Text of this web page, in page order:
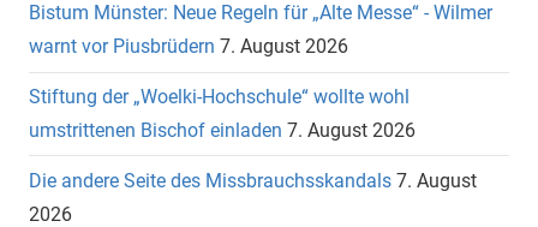
Bistum Münster: Neue Regeln für „Alte Messe“ - Wilmer
warnt vor Piusbrüdern 7. August 2026
Stiftung der „Woelki-Hochschule“ wollte wohl
umstrittenen Bischof einladen 7. August 2026
Die andere Seite des Missbrauchsskandals 7. August
2026